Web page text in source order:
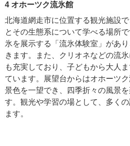
4 オホーツク流氷館
北海道網走市に位置する観光施設
とその生態系について学べる場所
氷を展示する「流氷体験室」があ
きます。また、クリオネなどの流
も充実しており、子どもから大人
ています。展望台からはオホーツ
景色を一望でき、四季折々の風景
す。観光や学習の場として、多く
ます。